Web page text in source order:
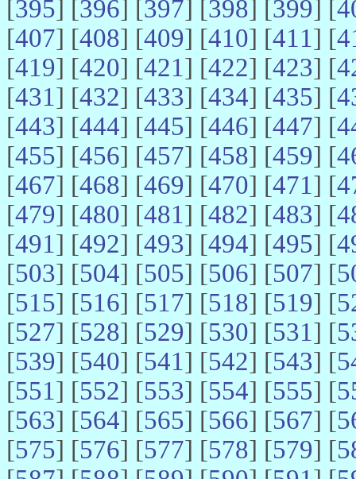
[395] [396] [397] [398] [399] [
[407] [408] [409] [410] [411] [
[419] [420] [421] [422] [423] [
[431] [432] [433] [434] [435] [
[443] [444] [445] [446] [447] [
[455] [456] [457] [458] [459] [
[467] [468] [469] [470] [471] [
[479] [480] [481] [482] [483] [
[491] [492] [493] [494] [495] [
[503] [504] [505] [506] [507] [
[515] [516] [517] [518] [519] [
[527] [528] [529] [530] [531] [
[539] [540] [541] [542] [543] [
[551] [552] [553] [554] [555] [
[563] [564] [565] [566] [567] [
[575] [576] [577] [578] [579] [